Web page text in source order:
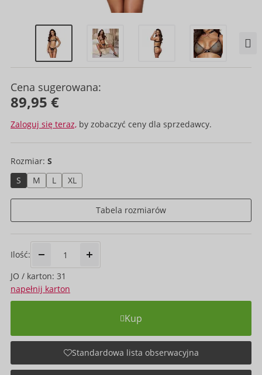
Cena sugerowana:
89,95 €
Zaloguj się teraz, by zobaczyć ceny dla sprzedawcy.
Rozmiar: S
S
M L XL
Tabela rozmiarów
Ilość:
JO / karton: 31
napełnij karton
Kup
Standardowa lista obserwacyjna